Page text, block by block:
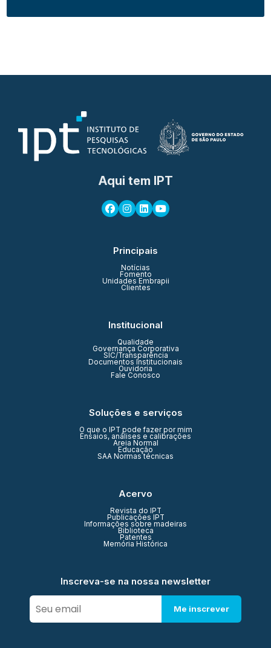
Aqui tem IPT
Principais
Notícias
Fomento
Unidades Embrapii
Clientes
Institucional
Qualidade
Governança Corporativa
SIC/Transparência
Documentos Institucionais
Ouvidoria
Fale Conosco
Soluções e serviços
O que o IPT pode fazer por mim
Ensaios, análises e calibrações
Areia Normal
Educação
SAA Normas técnicas
Acervo
Revista do IPT
Publicações IPT
Informações sobre madeiras
Biblioteca
Patentes
Memória Histórica
Inscreva-se na nossa newsletter
Me inscrever